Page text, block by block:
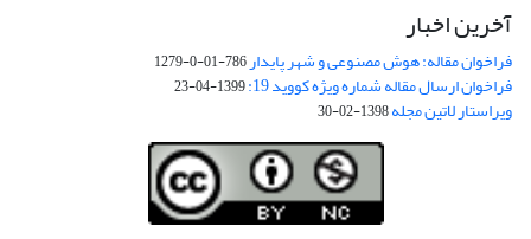
آخرین اخبار
فراخوان مقاله: هوش مصنوعی و شهر پایدار786-01-0-1279
فراخوان ارسال مقاله شماره ویژه کووید 19: 1399-04-23
ویراستار لاتین مجله1398-02-30